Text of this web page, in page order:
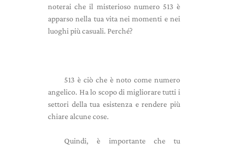
noterai che il misterioso numero 513 è
apparso nella tua vita nei momenti e nei
luoghi più casuali. Perché?
513 è ciò che è noto come numero
angelico. Ha lo scopo di migliorare tutti i
settori della tua esistenza e rendere più
chiare alcune cose.
Quindi, è importante che tu